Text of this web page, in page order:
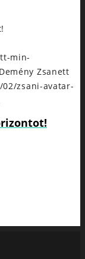
min-
Demény Zsanett
zsani-avatar-